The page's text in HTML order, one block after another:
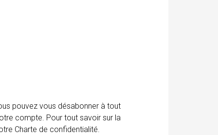
pouvez vous désabonner à tout
compte. Pour tout savoir sur la
Charte de confidentialité.